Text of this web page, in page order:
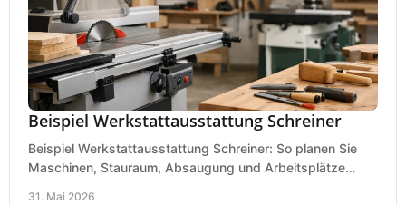
Beispiel Werkstattausstattung Schreiner
Beispiel Werkstattausstattung Schreiner: So planen Sie
Maschinen, Stauraum, Absaugung und Arbeitsplätze
31. Mai 2026